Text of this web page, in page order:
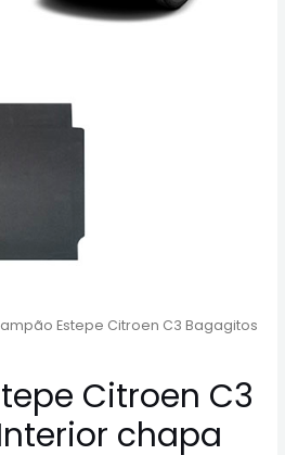
Estepe Citroen C3 Bagagitos
Citroen C3
chapa